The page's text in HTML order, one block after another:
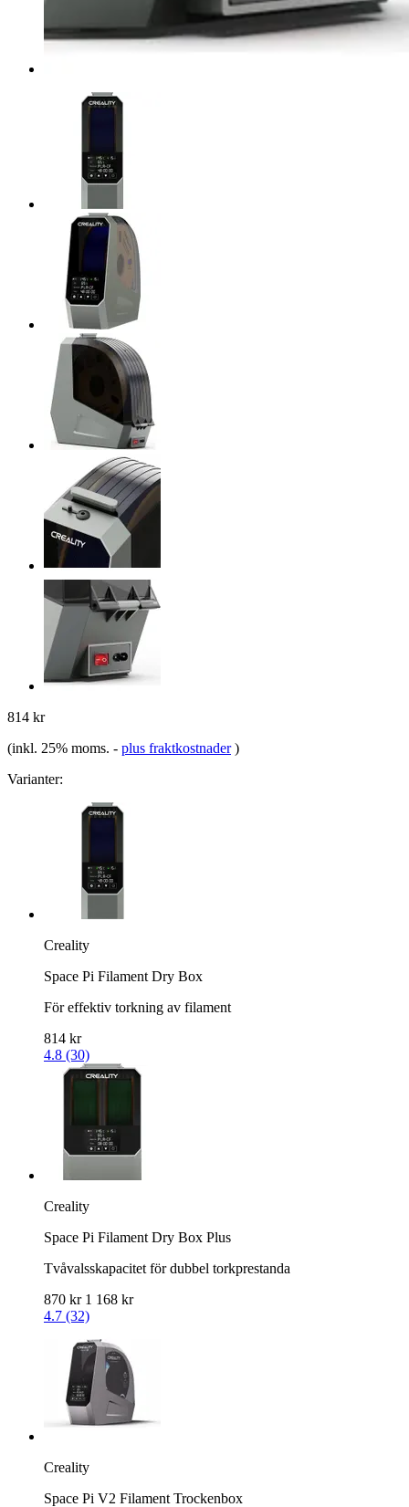
814 kr
(inkl. 25% moms. - plus fraktkostnader )
Varianter:
Creality
Space Pi Filament Dry Box
För effektiv torkning av filament
814 kr
4.8 (30)
Creality
Space Pi Filament Dry Box Plus
Tvåvalsskapacitet för dubbel torkprestanda
870 kr 1 168 kr
4.7 (32)
Creality
Space Pi V2 Filament Trockenbox